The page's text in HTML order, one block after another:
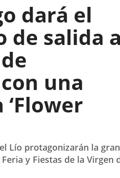
dará el
de salida
una
Lío protagonizarán la gran
y Fiestas de la Virgen